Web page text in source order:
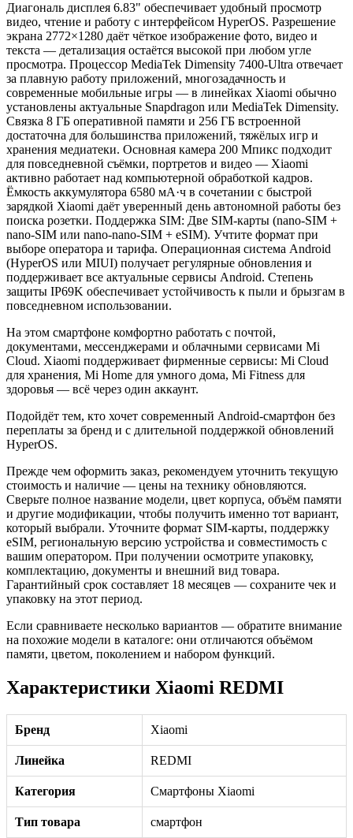
Диагональ дисплея 6.83" обеспечивает удобный просмотр
видео, чтение и работу с интерфейсом HyperOS. Разрешение
экрана 2772×1280 даёт чёткое изображение фото, видео и
текста — детализация остаётся высокой при любом угле
просмотра. Процессор MediaTek Dimensity 7400-Ultra отвечает
за плавную работу приложений, многозадачность и
современные мобильные игры — в линейках Xiaomi обычно
установлены актуальные Snapdragon или MediaTek Dimensity.
Связка 8 ГБ оперативной памяти и 256 ГБ встроенной
достаточна для большинства приложений, тяжёлых игр и
хранения медиатеки. Основная камера 200 Мпикс подходит
для повседневной съёмки, портретов и видео — Xiaomi
активно работает над компьютерной обработкой кадров.
Ёмкость аккумулятора 6580 мА·ч в сочетании с быстрой
зарядкой Xiaomi даёт уверенный день автономной работы без
поиска розетки. Поддержка SIM: Две SIM-карты (nano-SIM +
nano-SIM или nano-nano-SIM + eSIM). Учтите формат при
выборе оператора и тарифа. Операционная система Android
(HyperOS или MIUI) получает регулярные обновления и
поддерживает все актуальные сервисы Android. Степень
защиты IP69K обеспечивает устойчивость к пыли и брызгам в
повседневном использовании.
На этом смартфоне комфортно работать с почтой,
документами, мессенджерами и облачными сервисами Mi
Cloud. Xiaomi поддерживает фирменные сервисы: Mi Cloud
для хранения, Mi Home для умного дома, Mi Fitness для
здоровья — всё через один аккаунт.
Подойдёт тем, кто хочет современный Android-смартфон без
переплаты за бренд и с длительной поддержкой обновлений
HyperOS.
Прежде чем оформить заказ, рекомендуем уточнить текущую
стоимость и наличие — цены на технику обновляются.
Сверьте полное название модели, цвет корпуса, объём памяти
и другие модификации, чтобы получить именно тот вариант,
который выбрали. Уточните формат SIM-карты, поддержку
eSIM, региональную версию устройства и совместимость с
вашим оператором. При получении осмотрите упаковку,
комплектацию, документы и внешний вид товара.
Гарантийный срок составляет 18 месяцев — сохраните чек и
упаковку на этот период.
Если сравниваете несколько вариантов — обратите внимание
на похожие модели в каталоге: они отличаются объёмом
памяти, цветом, поколением и набором функций.
Характеристики Xiaomi REDMI
Бренд Xiaomi
Линейка REDMI
Категория Смартфоны Xiaomi
Тип товара смартфон